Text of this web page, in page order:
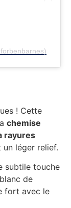
! Cette
chemise
rayures
léger relief.
subtile touche
de
fort avec le